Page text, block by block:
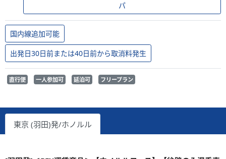
パ
国内線追加可能
出発日30日前または40日前から取消料発生
直行便 一人参加可 延泊可 フリープラン
東京 (羽田)発/ホノルル